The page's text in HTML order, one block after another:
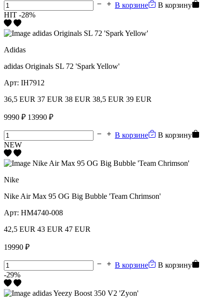
В корзине
В корзину
HIT -28%
Adidas
adidas Originals SL 72 'Spark Yellow'
Арт: IH7912
36,5 EUR 37 EUR 38 EUR 38,5 EUR 39 EUR
9990 ₽ 13990 ₽
В корзине
В корзину
NEW
Nike
Nike Air Max 95 OG Big Bubble 'Team Chrimson'
Арт: HM4740-008
42,5 EUR 43 EUR 47 EUR
19990 ₽
В корзине
В корзину
-29%